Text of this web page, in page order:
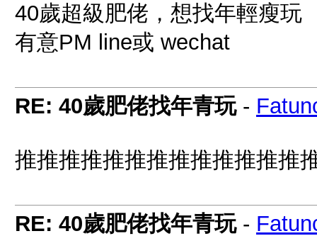
40歲超級肥佬，想找年輕瘦玩
有意PM line或 wechat
RE: 40歲肥佬找年青玩-
推推推推推推推推推推推推推
RE: 40歲肥佬找年青玩-